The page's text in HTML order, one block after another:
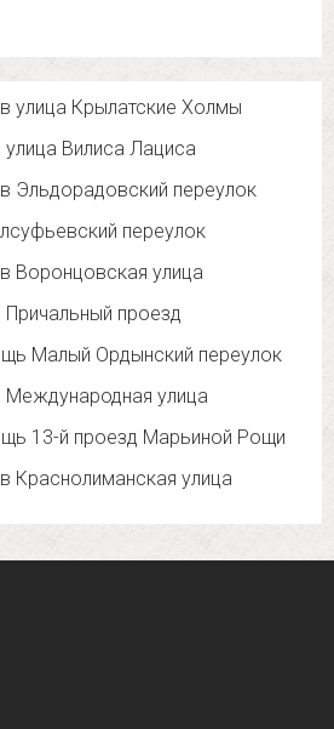
улица Крылатские Холмы
Вилиса Лациса
Эльдорадовский переулок
переулок
Воронцовская улица
проезд
Малый Ордынский переулок
улица
13-й проезд Марьиной Рощи
Краснолиманская улица